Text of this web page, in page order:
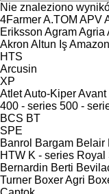
Nie znaleziono
4FarmerA.TOM APV
Eriksson AgramAgria
Akron Altun Iş
HTS
Arcusin
XP
AtletAuto-KiperAvant
400 - series 500 -
BCS BT
SPE
Banrol Bargam Belair
HTW K - series Royal
Bernardin Berti
Turner Boxer Agri